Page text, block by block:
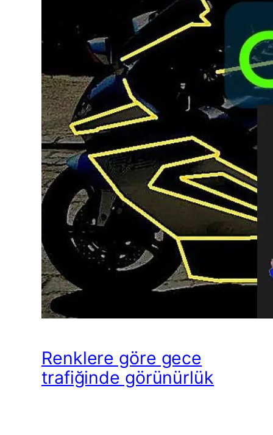
Renklere göre gece
trafiğinde görünürlük